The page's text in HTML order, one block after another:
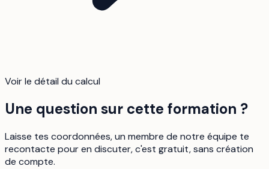
Voir le détail du calcul
Une question sur cette formation ?
Laisse tes coordonnées, un membre de notre équipe te
recontacte pour en discuter, c'est gratuit, sans création
de compte.